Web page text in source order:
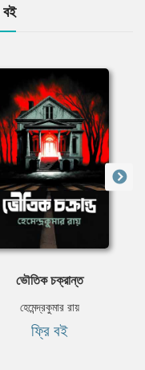
ভৌতিক চক্রান্ত
হেমেন্দ্রকুমার রায়
ফ্রি বই